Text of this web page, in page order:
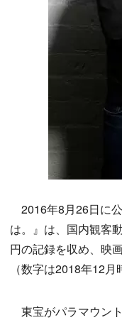
2016年8月26日に
は。』は、国内観客
円の記録を収め、映
（数字は2018年12月
東宝がパラマウン